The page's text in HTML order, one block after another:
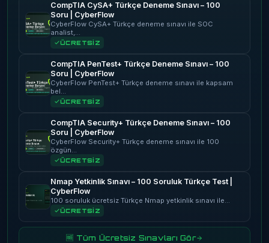
CompTIA CySA+ Türkçe Deneme Sınavı – 100
Soru | CyberFlow
CyberFlow CySA+ Türkçe deneme sınavı ile SOC
analist,…
ÜCRETSİZ
CompTIA PenTest+ Türkçe Deneme Sınavı – 100
Soru | CyberFlow
CyberFlow PenTest+ Türkçe deneme sınavı ile kapsam
bel…
ÜCRETSİZ
CompTIA Security+ Türkçe Deneme Sınavı – 100
Soru | CyberFlow
CyberFlow Security+ Türkçe deneme sınavı ile 100
özgün…
ÜCRETSİZ
Nmap Yetkinlik Sınavı – 100 Soruluk Türkçe Test |
CyberFlow
100 soruluk ücretsiz Türkçe Nmap yetkinlik sınavı ile…
ÜCRETSİZ
🆓 Tüm Ücretsiz Sınavları Gör